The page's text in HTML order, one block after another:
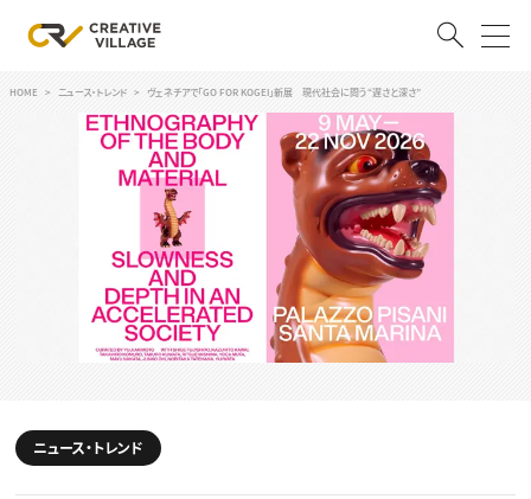
ログイン 会員登録
クリエイター求人を探す
CREATIVE JOB求人検索
特集求人
採用説明会
スキルアップしたい！
HOME ニュース・トレンド ヴェネチアで「GO FOR KOGEI」新展 現代社会に問う“遅さと深さ”
ニュース・トレンド